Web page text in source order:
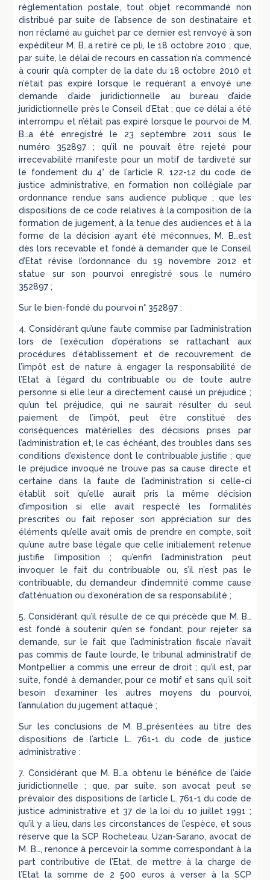
réglementation postale, tout objet recommandé non
distribué par suite de l’absence de son destinataire et
non réclamé au guichet par ce dernier est renvoyé à son
expéditeur M. B…a retiré ce pli, le 18 octobre 2010 ; que,
par suite, le délai de recours en cassation n’a commencé
à courir qu’à compter de la date du 18 octobre 2010 et
n’était pas expiré lorsque le requérant a envoyé une
demande d’aide juridictionnelle au bureau d’aide
juridictionnelle près le Conseil d’Etat ; que ce délai a été
interrompu et n’était pas expiré lorsque le pourvoi de M.
B…a été enregistré le 23 septembre 2011 sous le
numéro 352897 ; qu’il ne pouvait être rejeté pour
irrecevabilité manifeste pour un motif de tardiveté sur
le fondement du 4° de l’article R. 122-12 du code de
justice administrative, en formation non collégiale par
ordonnance rendue sans audience publique ; que les
dispositions de ce code relatives à la composition de la
formation de jugement, à la tenue des audiences et à la
forme de la décision ayant été méconnues, M. B…est
dès lors recevable et fondé à demander que le Conseil
d’Etat révise l’ordonnance du 19 novembre 2012 et
statue sur son pourvoi enregistré sous le numéro
352897 ;
Sur le bien-fondé du pourvoi n° 352897 :
4. Considérant qu’une faute commise par l’administration
lors de l’exécution d’opérations se rattachant aux
procédures d’établissement et de recouvrement de
l’impôt est de nature à engager la responsabilité de
l’Etat à l’égard du contribuable ou de toute autre
personne si elle leur a directement causé un préjudice ;
qu’un tel préjudice, qui ne saurait résulter du seul
paiement de l’impôt, peut être constitué des
conséquences matérielles des décisions prises par
l’administration et, le cas échéant, des troubles dans ses
conditions d’existence dont le contribuable justifie ; que
le préjudice invoqué ne trouve pas sa cause directe et
certaine dans la faute de l’administration si celle-ci
établit soit qu’elle aurait pris la même décision
d’imposition si elle avait respecté les formalités
prescrites ou fait reposer son appréciation sur des
éléments qu’elle avait omis de prendre en compte, soit
qu’une autre base légale que celle initialement retenue
justifie l’imposition ; qu’enfin l’administration peut
invoquer le fait du contribuable ou, s’il n’est pas le
contribuable, du demandeur d’indemnité comme cause
d’atténuation ou d’exonération de sa responsabilité ;
5. Considérant qu’il résulte de ce qui précède que M. B…
est fondé à soutenir qu’en se fondant, pour rejeter sa
demande, sur le fait que l’administration fiscale n’avait
pas commis de faute lourde, le tribunal administratif de
Montpellier a commis une erreur de droit ; qu’il est, par
suite, fondé à demander, pour ce motif et sans qu’il soit
besoin d’examiner les autres moyens du pourvoi,
l’annulation du jugement attaqué ;
Sur les conclusions de M. B…présentées au titre des
dispositions de l’article L. 761-1 du code de justice
administrative :
7. Considérant que M. B…a obtenu le bénéfice de l’aide
juridictionnelle ; que, par suite, son avocat peut se
prévaloir des dispositions de l’article L. 761-1 du code de
justice administrative et 37 de la loi du 10 juillet 1991 ;
qu’il y a lieu, dans les circonstances de l’espèce, et sous
réserve que la SCP Rocheteau, Uzan-Sarano, avocat de
M. B…, renonce à percevoir la somme correspondant à la
part contributive de l’Etat, de mettre à la charge de
l’Etat la somme de 2 500 euros à verser à la SCP